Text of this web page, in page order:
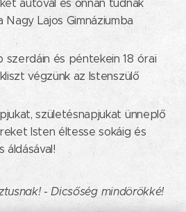
autóval és onnan tudnak
Nagy Lajos Gimnáziumba
szerdáin és péntekein 18 órai
végzünk az Istenszülő
születésnapjukat ünneplő
Isten éltesse sokáig és
áldásával!
- Dicsőség mindörökké!